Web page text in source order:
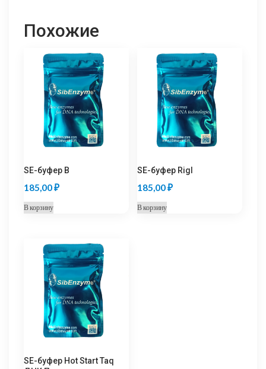
Похожие
SE-буфер B
185,00₽
В корзину
SE-буфер RigI
185,00₽
В корзину
SE-буфер Hot Start Taq